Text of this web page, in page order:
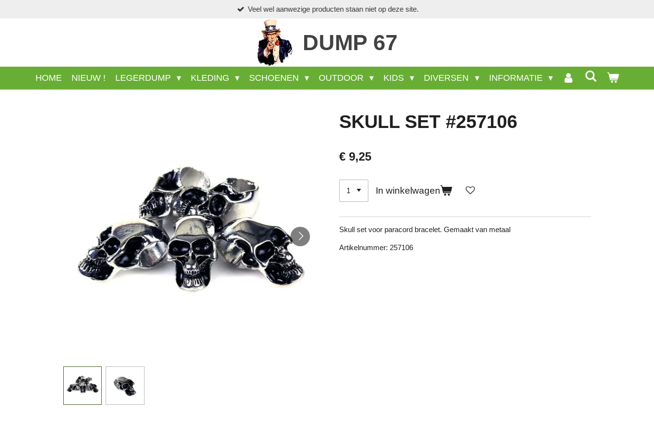
Veel wel aanwezige producten staan niet op deze site.
DUMP 67
HOME NIEUW ! LEGERDUMP KLEDING SCHOENEN OUTDOOR KIDS DIVERSEN INFORMATIE
SKULL SET #257106
€ 9,25
In winkelwagen
Skull set voor paracord bracelet. Gemaakt van metaal
Artikelnummer: 257106